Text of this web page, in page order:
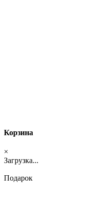
Корзина
×
Загрузка...
Подарок